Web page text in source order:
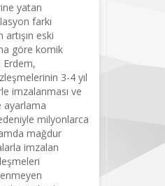
yatan
farkı
eski
göre komik
Erdem,
3-4 yıl
imzalanması ve
ayarlama
milyonlarca
mağdur
imzalan